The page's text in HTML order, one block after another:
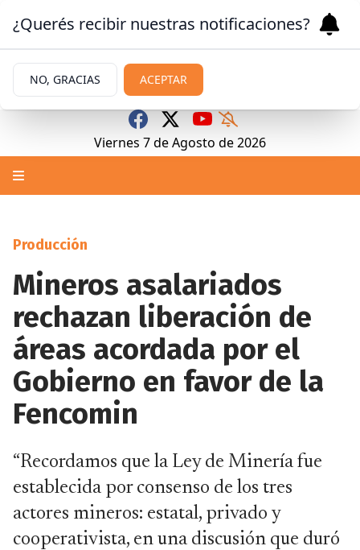
Viernes 7deAgosto de 2026
Producción
Mineros asalariados
rechazan liberación de
áreas acordada por el
Gobierno en favor de la
Fencomin
“Recordamos que la Ley de Minería fue
establecida por consenso de los tres
actores mineros: estatal, privado y
cooperativista, en una discusión que duró
¿Querés recibir nuestras notificaciones?
NO, GRACIAS ACEPTAR